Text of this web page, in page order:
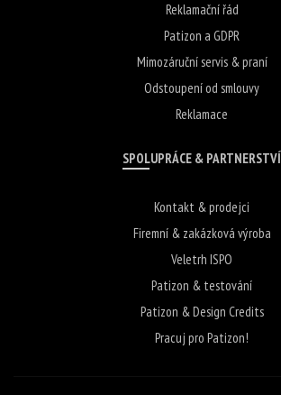
Reklamační řád
Patizon a GDPR
Mimozáruční servis & praní
Odstoupení od smlouvy
Reklamace
SPOLUPRÁCE & PARTNERSTVÍ
Kontakt & prodejci
Firemní & zakázková výroba
Veletrh ISPO
Patizon & testování
Patizon & Design Credits
Pracuj pro Patizon!